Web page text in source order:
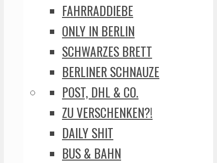
FAHRRADDIEBE
ONLY IN BERLIN
SCHWARZES BRETT
BERLINER SCHNAUZE
POST, DHL & CO.
ZU VERSCHENKEN?!
DAILY SHIT
BUS & BAHN